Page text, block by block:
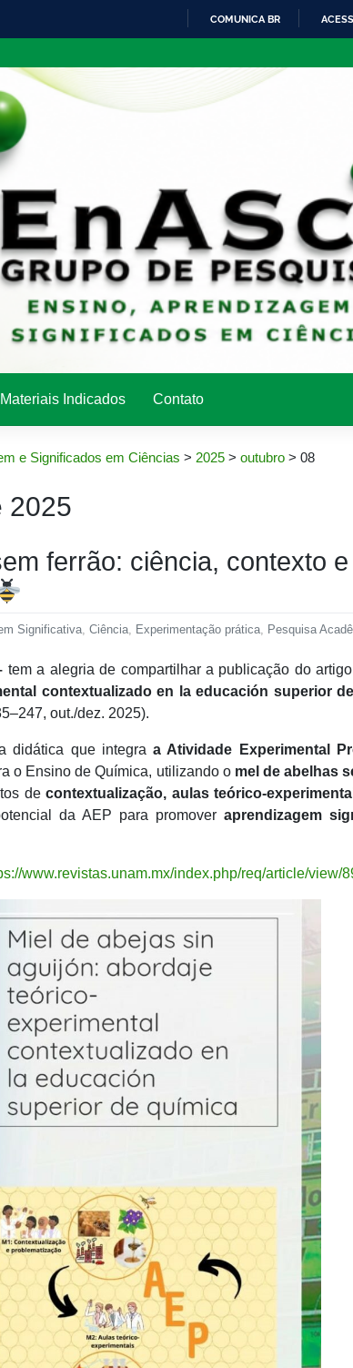
CONTEÚDO
COMUNICA BR
Materiais Indicados Contato
e Significados em Ciências > 2025 > outubro > 08
2025
ferrão: ciência, contexto e
Significativa, Ciência, Experimentação prática, Pesquisa
tem a alegria de compartilhar a publicação do artigo
contextualizado en la educación superior
out./dez. 2025).
didática que integra a Atividade Experimental
o Ensino de Química, utilizando o mel de abelhas
decontextualização, aulas teórico-
da AEP para promover aprendizagem
www.revistas.unam.mx/index.php/req/article/view/